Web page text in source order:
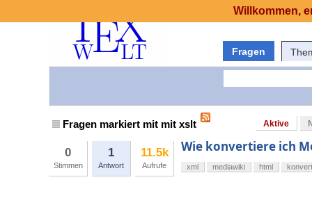
Fragen
Fragen markiert mit mit xslt Aktive
0
Stimmen
1
Antwort
11.5k
Aufrufe
Wie konvertiere ich
xml mediawiki html
Willkommen,